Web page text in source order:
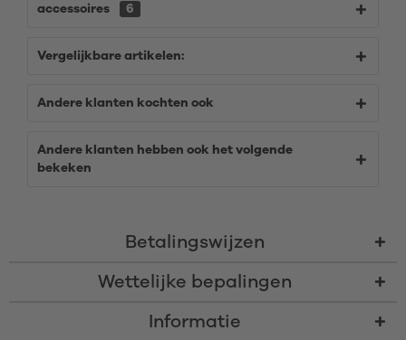
accessoires 6
Vergelijkbare artikelen:
Andere klanten kochten ook
Andere klanten hebben ook het volgende
bekeken
Betalingswijzen
Wettelijke bepalingen
Informatie